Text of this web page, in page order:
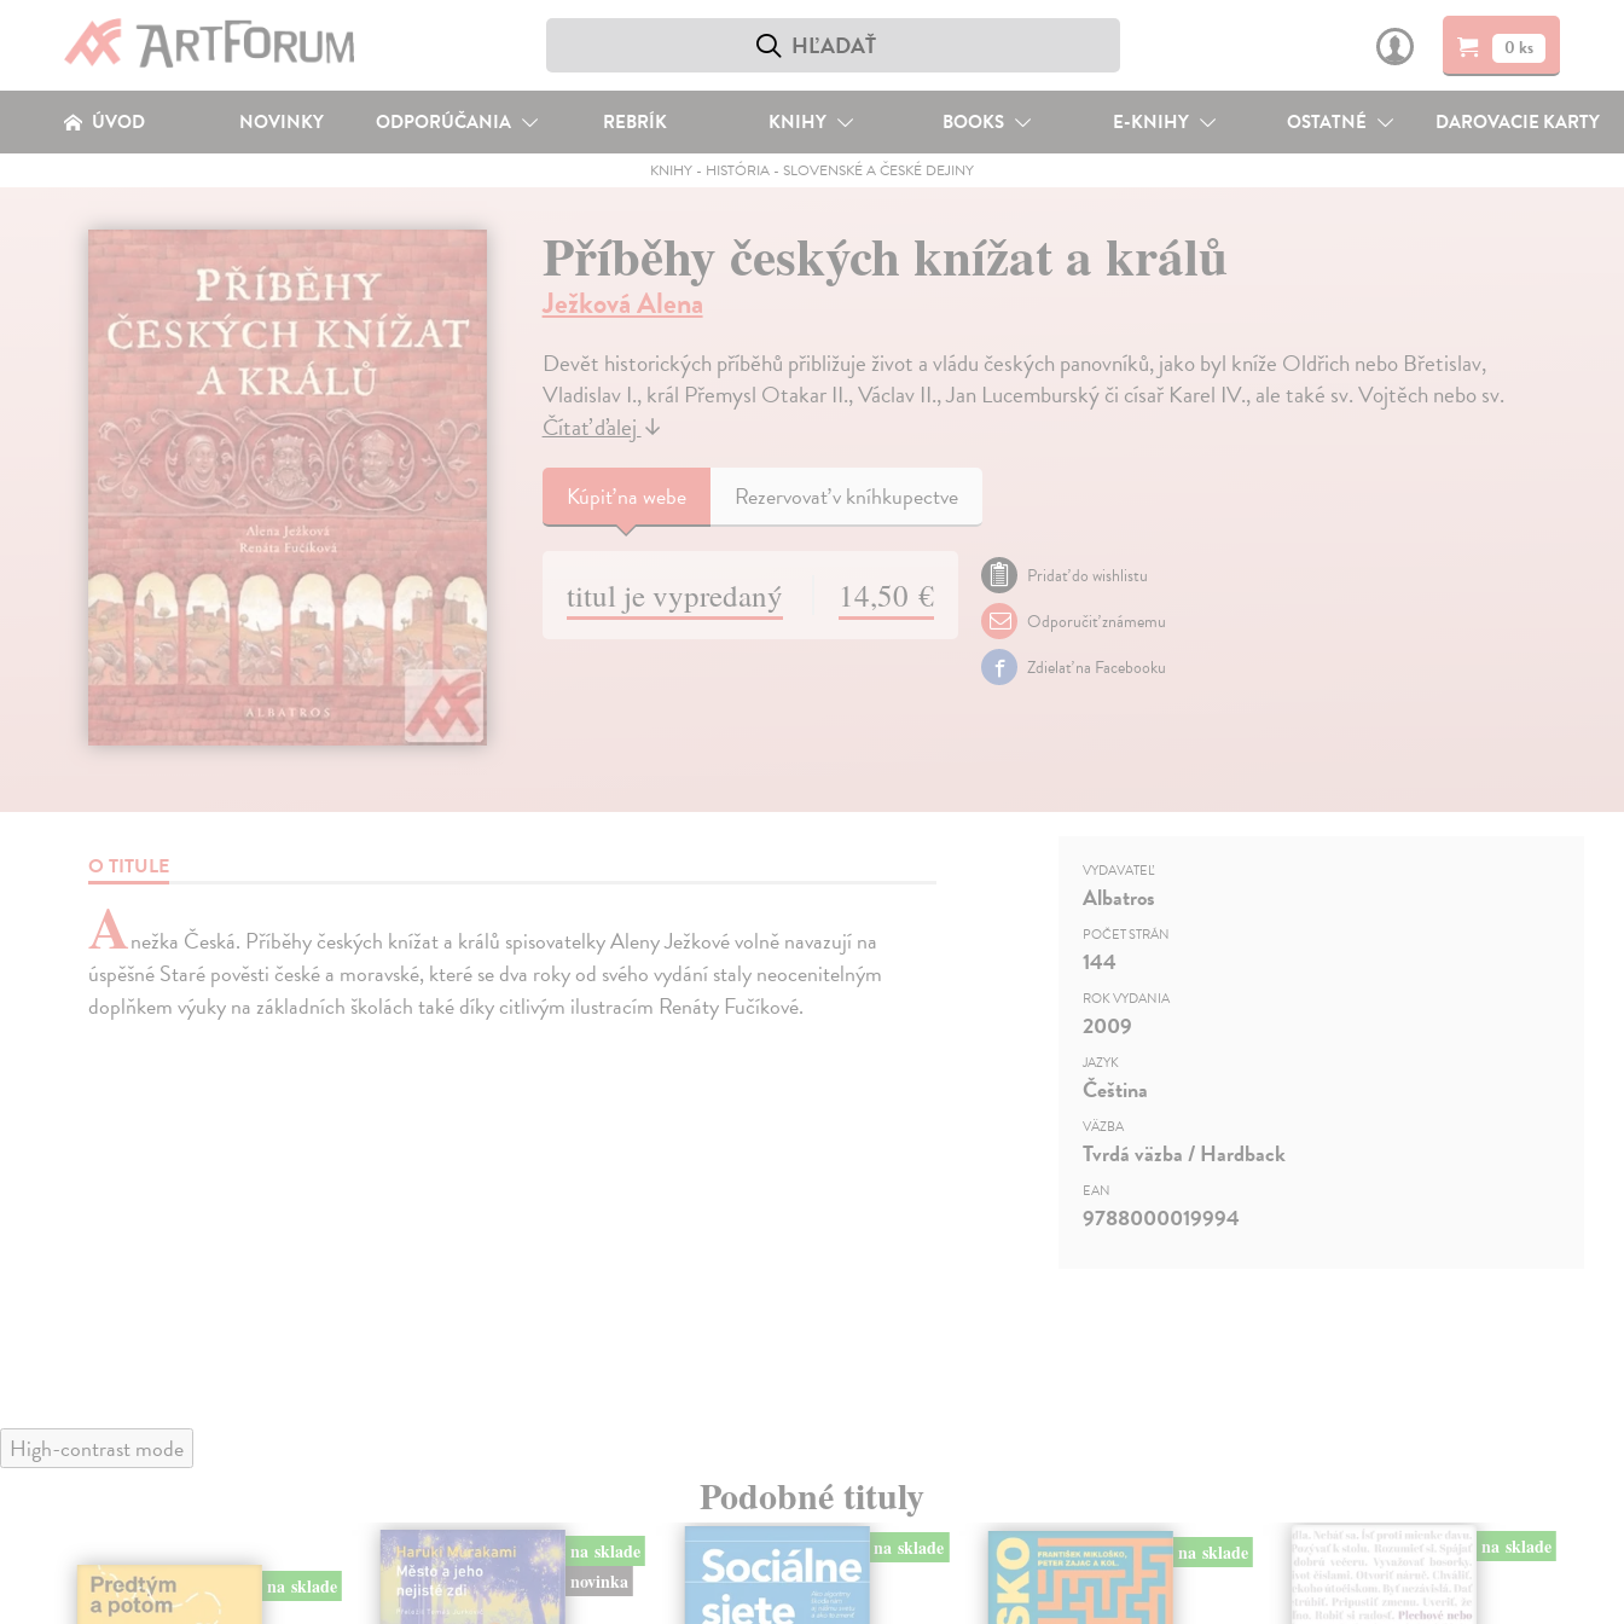
0 ks
ÚVOD NOVINKY ODPORÚČANIA REBRÍK KNIHY BOOKS E-KNIHY OSTATNÉ DAROVACIE KARTY
KNIHY- HISTÓRIA- SLOVENSKÉ A ČESKÉ DEJINY
Příběhy českých knížat a králů
Ježková Alena
Devět historických příběhů přibližuje život a vládu českých panovníků, jako byl kníže Oldřich nebo Břetislav,
Vladislav I., král Přemysl Otakar II., Václav II., Jan Lucemburský či císař Karel IV., ale také sv. Vojtěch nebo sv.
Čítať ďalej↓
Kúpiťna webe Rezervovať v kníhkupectve
titul je vypredaný 14,50 €
Pridať do wishlistu
Odporučiť známemu
Zdielať na Facebooku
O TITULE
Anežka Česká. Příběhy českých knížat a králů spisovatelky Aleny Ježkové volně navazují na
úspěšné Staré pověsti české a moravské, které se dva roky od svého vydání staly neocenitelným
doplňkem výuky na základních školách také díky citlivým ilustracím Renáty Fučíkové.
VYDAVATEĽ
Albatros
POČET STRÁN
144
ROK VYDANIA
2009
JAZYK
Čeština
VÄZBA
Tvrdá väzba / Hardback
EAN
9788000019994
High-contrast mode
Podobné tituly
na sklade
na sklade
novinka
na sklade na sklade na sklade